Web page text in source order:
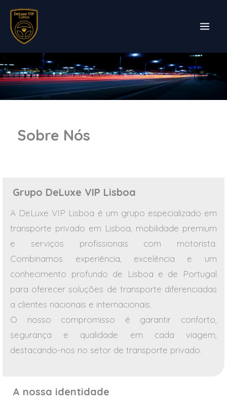
Skip
content
Sobre Nós
Grupo DeLuxe VIP Lisboa
A DeLuxe VIP Lisboa é um grupo especializado em
transporte privado em Lisboa, mobilidade premium
e serviços profissionais com motorista.
Combinamos experiência, excelência e um
conhecimento profundo de Lisboa e de Portugal
para oferecer soluções de transporte diferenciadas
a clientes nacionais e internacionais.
O nosso compromisso é garantir conforto,
segurança e qualidade em cada viagem,
destacando-nos no setor de transporte privado.
A nossa identidade